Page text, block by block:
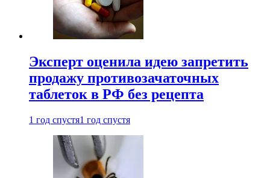
Эксперт оценила идею запретить
продажу противозачаточных
таблеток в РФ без рецепта
1 год спустя1 год спустя